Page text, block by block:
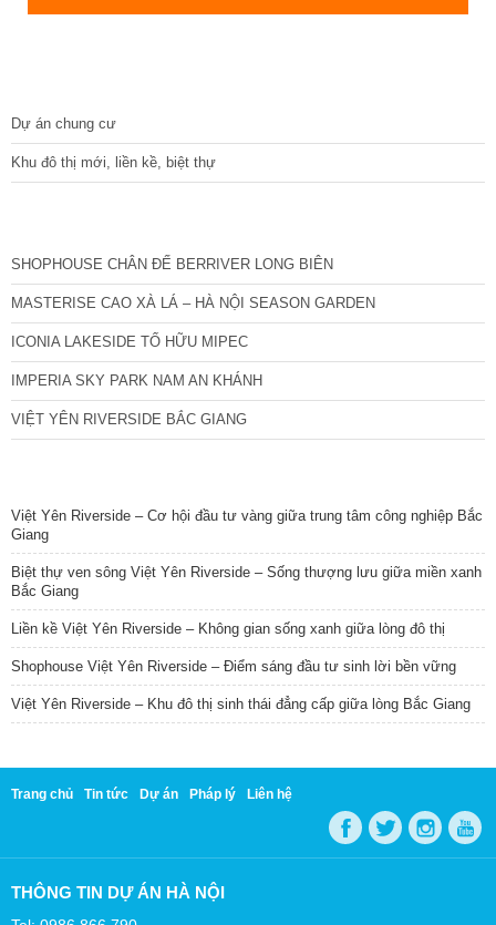
Dự án chung cư
Khu đô thị mới, liền kề, biệt thự
SHOPHOUSE CHÂN ĐẾ BERRIVER LONG BIÊN
MASTERISE CAO XÀ LÁ – HÀ NỘI SEASON GARDEN
ICONIA LAKESIDE TỐ HỮU MIPEC
IMPERIA SKY PARK NAM AN KHÁNH
VIỆT YÊN RIVERSIDE BẮC GIANG
Việt Yên Riverside – Cơ hội đầu tư vàng giữa trung tâm công nghiệp Bắc
Giang
Biệt thự ven sông Việt Yên Riverside – Sống thượng lưu giữa miền xanh
Bắc Giang
Liền kề Việt Yên Riverside – Không gian sống xanh giữa lòng đô thị
Shophouse Việt Yên Riverside – Điểm sáng đầu tư sinh lời bền vững
Việt Yên Riverside – Khu đô thị sinh thái đẳng cấp giữa lòng Bắc Giang
Trang chủ Tin tức Dự án Pháp lý Liên hệ
THÔNG TIN DỰ ÁN HÀ NỘI